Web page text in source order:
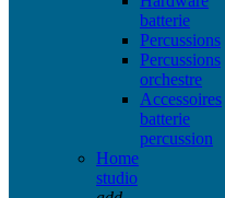
batterie
Percussions
Percussions
orchestre
Accessoires
batterie
percussion
Home
studio